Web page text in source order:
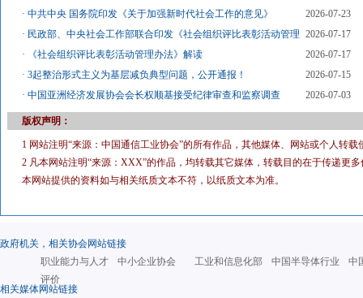
·中共中央 国务院印发《关于加强新时代社会工作的意见》
2026-07-23
· 民政部、中央社会工作部联合印发《社会组织评比表彰活动管理
2026-07-17
·
《社会组织评比表彰活动管理办法》解读
2026-07-17
·3起整治形式主义为基层减负典型问题，公开通报！
2026-07-15
·中国亚洲经济发展协会会长权顺基接受纪律审查和监察调查 2026-07-03
版权声明：
1 网站注明“来源：中国通信工业协会”的所有作品，其他媒体、网站或个人转
2 凡本网站注明“来源：XXX”的作品，均转载其它媒体，转载目的在于传递更
本网站提供的资料如与相关纸质文本不符，以纸质文本为准。
政府机关，相关协会网站链接
职业能力与人才
评价
中小企业协会 工业和信息化部 中国半导体行业 中
相关媒体网站链接